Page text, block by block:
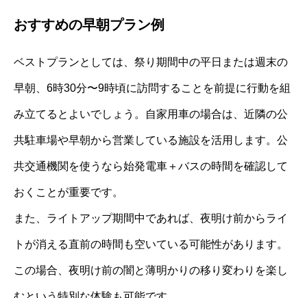
おすすめの早朝プラン例
ベストプランとしては、祭り期間中の平日または週末の
早朝、6時30分〜9時頃に訪問することを前提に行動を組
み立てるとよいでしょう。自家用車の場合は、近隣の公
共駐車場や早朝から営業している施設を活用します。公
共交通機関を使うなら始発電車＋バスの時間を確認して
おくことが重要です。
また、ライトアップ期間中であれば、夜明け前からライ
トが消える直前の時間も空いている可能性があります。
この場合、夜明け前の闇と薄明かりの移り変わりを楽し